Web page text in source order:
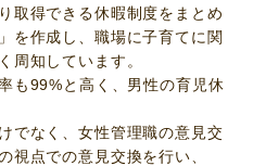
取得できる休暇制度をまとめ
を作成し、職場に子育てに関
周知しています。
も99%と高く、男性の育児休
でなく、女性管理職の意見交
視点での意見交換を行い、